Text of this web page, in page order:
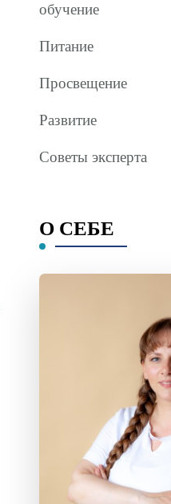
обучение
Питание
Просвещение
Развитие
Советы эксперта
О СЕБЕ